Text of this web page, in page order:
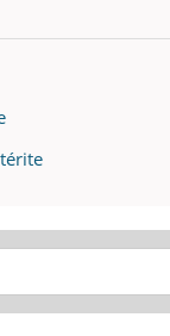
de
Youtube
Un «